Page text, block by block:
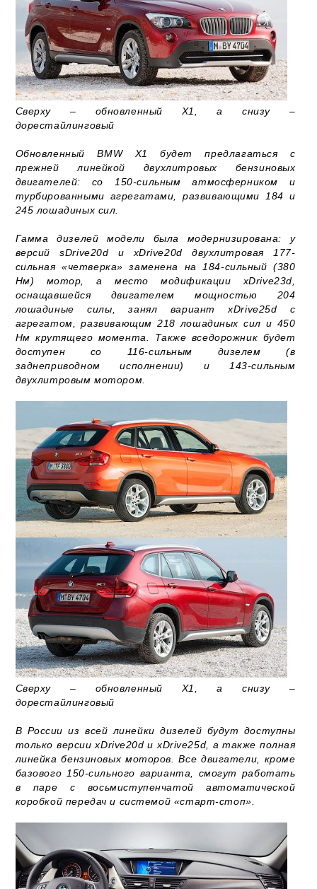
Сверху – обновленный X1, а снизу –
дорестайлинговый
Обновленный BMW X1 будет предлагаться с
прежней линейкой двухлитровых бензиновых
двигателей: со 150-сильным атмосферником и
турбированными агрегатами, развивающими 184 и
245 лошадиных сил.
Гамма дизелей модели была модернизирована: у
версий sDrive20d и xDrive20d двухлитровая 177-
сильная «четверка» заменена на 184-сильный (380
Нм) мотор, а место модификации xDrive23d,
оснащавшейся двигателем мощностью 204
лошадиные силы, занял вариант xDrive25d с
агрегатом, развивающим 218 лошадиных сил и 450
Нм крутящего момента. Также вседорожник будет
доступен со 116-сильным дизелем (в
заднеприводном исполнении) и 143-сильным
двухлитровым мотором.
Сверху – обновленный X1, а снизу –
дорестайлинговый
В России из всей линейки дизелей будут доступны
только версии xDrive20d и xDrive25d, а также полная
линейка бензиновых моторов. Все двигатели, кроме
базового 150-сильного варианта, смогут работать
в паре с восьмиступенчатой автоматической
коробкой передач и системой «старт-стоп».